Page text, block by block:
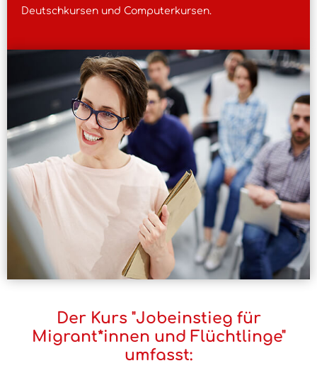
Deutschkursen und Computerkursen.
Der Kurs "Jobeinstieg für
Migrant*innen und Flüchtlinge"
umfasst: